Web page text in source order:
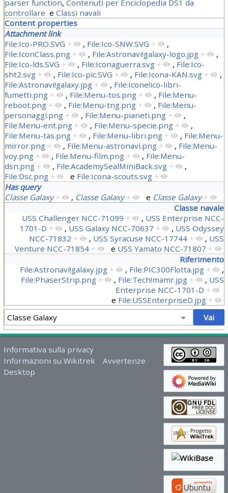
parser function, Contenuti per Enciclopedia DS1 da
controllare e Classi navali
Content properties
Attachment link
File:Ico-PRO.SVG + , File:Ico-SNW.SVG +
,
File:IconClass.png + , File:Astronavi!galaxy-logo.jpg +
,
File:Ico-lds.SVG + , File:Iconaguerra.svg + , File:Ico-
sht2.svg + , File:Ico-pic.SVG + , File:Icona-KAN.svg +
,
File:Astronavi!galaxy.jpg + , File:Icone!ico-libri-
fumetti.png + , File:Menu-tos.png + , File:Menu-
reboot.png + , File:Menu-tng.png + , File:Menu-
personaggi.png + , File:Menu-pianeti.png +
,
File:Menu-ent.png + , File:Menu-specie.png +
,
File:Menu-tas.png + , File:Menu-libri.png + , File:Menu-
mirror.png + , File:Menu-astronavi.png + , File:Menu-
voy.png + , File:Menu-film.png + , File:Menu-
dsn.png + , File:AcademySealMiniBack.svg +
,
File:Dsc.png + e File:Icona-scouts.svg +
Has query
Classe Galaxy + , Classe Galaxy + e Classe Galaxy +
Classe navale
USS Challenger NCC-71099 + , USS Enterprise NCC-
1701-D + , USS Galaxy NCC-70637 + , USS Odyssey
NCC-71832 + , USS Syracuse NCC-17744 + , USS
Venture NCC-71854 + e USS Yamato NCC-71807 +
Riferimento
File:Astronavi!galaxy.jpg + , File:PIC300Flotta.jpg +
,
File:PhaserStrip.png + , File:Tech!mamr.jpg + , USS
Enterprise NCC-1701-D +
e File:USSEnterpriseD.jpg +
Informativa sulla privacy
Informazioni su Wikitrek
Avvertenze
Desktop